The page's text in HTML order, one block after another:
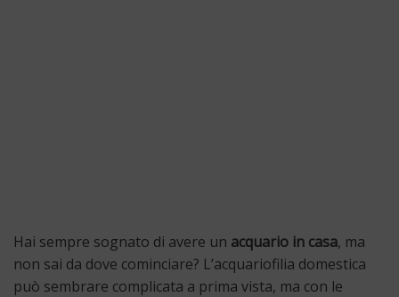
Hai sempre sognato di avere un acquario in casa, ma
non sai da dove cominciare? L’acquariofilia domestica
può sembrare complicata a prima vista, ma con le